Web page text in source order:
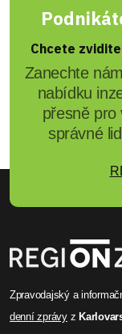
Chcete
Zanechte
nabídku
přesně pro
správné
Zpravodajský a
denní zprávyz